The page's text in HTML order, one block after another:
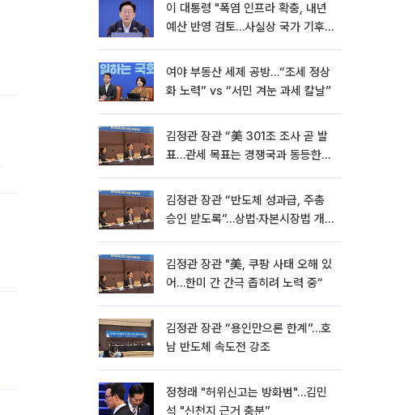
이 대통령 "폭염 인프라 확충, 내년
예산 반영 검토…사실상 국가 기후
여야 부동산 세제 공방…“조세 정상
화 노력” vs “서민 겨눈 과세 칼날”
김정관 장관 “美 301조 조사 곧 발
표…관세 목표는 경쟁국과 동등한
김정관 장관 “반도체 성과급, 주총
승인 받도록”…상법·자본시장법 개
김정관 장관 "美, 쿠팡 사태 오해 있
어…한미 간 간극 좁히려 노력 중“
김정관 장관 “용인만으론 한계”…호
남 반도체 속도전 강조
정청래 "허위신고는 방화범"…김민
석 "신천지 근거 충분”